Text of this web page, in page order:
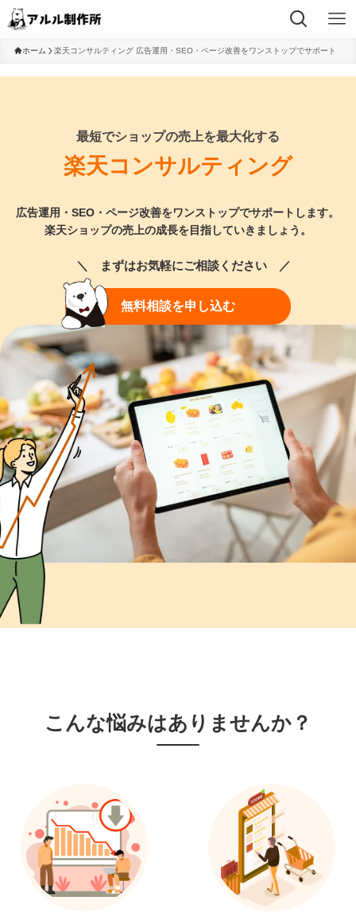
ホーム 楽天コンサルティング 広告運用・SEO・ページ改善をワンストップでサポート
最短でショップの売上を最大化する
楽天コンサルティング
広告運用・SEO・ページ改善をワンストップでサポートします。
楽天ショップの売上の成長を目指していきましょう。
＼ まずはお気軽にご相談ください ／
無料相談を申し込む
こんな悩みはありませんか？